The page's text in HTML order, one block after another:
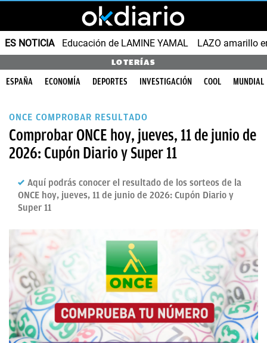
ES NOTICIA Educación de LAMINE YAMAL LAZO amarillo
LOTERÍAS
ESPAÑA ECONOMÍA DEPORTES INVESTIGACIÓN COOL MUNDIAL
ONCE COMPROBAR RESULTADO
Comprobar ONCE hoy, jueves, 11 de junio de
2026: Cupón Diario y Super 11
Aquí podrás conocer el resultado de los sorteos de la
ONCE hoy, jueves, 11 de junio de 2026: Cupón Diario y
Super 11